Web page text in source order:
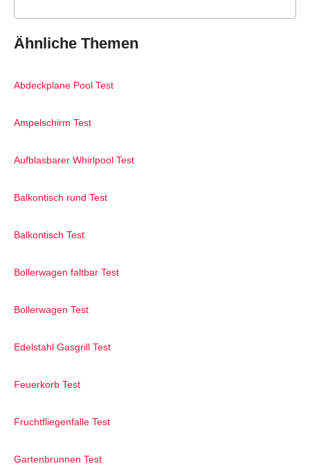
Ähnliche Themen
Abdeckplane Pool Test
Ampelschirm Test
Aufblasbarer Whirlpool Test
Balkontisch rund Test
Balkontisch Test
Bollerwagen faltbar Test
Bollerwagen Test
Edelstahl Gasgrill Test
Feuerkorb Test
Fruchtfliegenfalle Test
Gartenbrunnen Test